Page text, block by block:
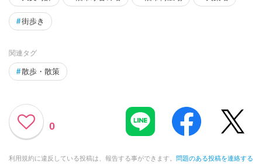
#街歩き
関連タグ
#散歩・散策
0
利用規約に違反している投稿は、報告する事ができます。 問題のある投稿を連絡する